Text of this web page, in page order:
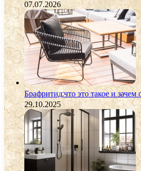
07.07.2026
Брафритид:что это такое и
29.10.2025